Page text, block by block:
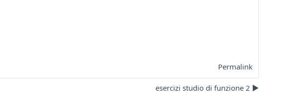
Permalink
esercizi studio di funzione 2 ▶︎